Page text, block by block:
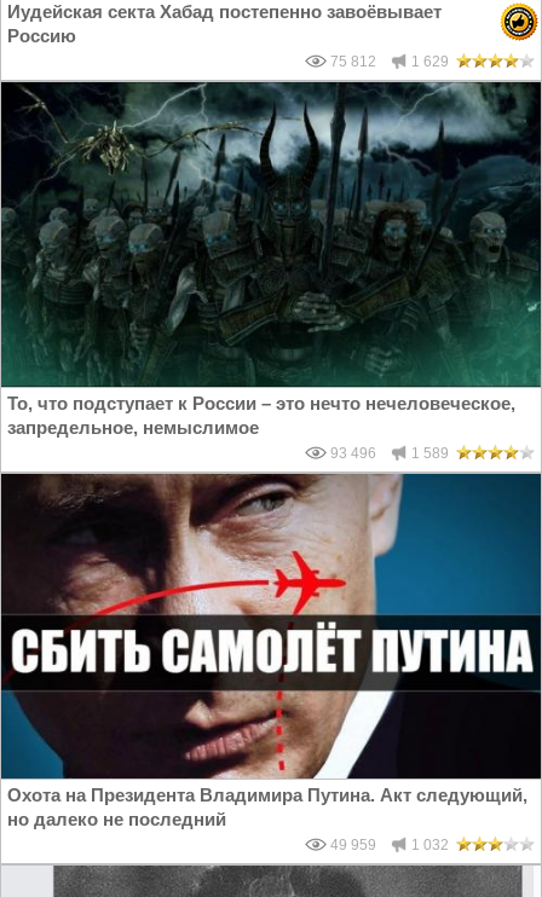
Иудейская секта Хабад постепенно завоёвывает
Россию
75 812 1 629
То, что подступает к России – это нечто нечеловеческое,
запредельное, немыслимое
93 496 1 589
Охота на Президента Владимира Путина. Акт следующий,
но далеко не последний
49 959 1 032